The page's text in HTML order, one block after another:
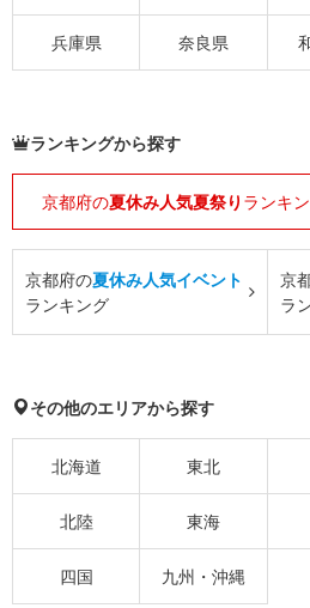
兵庫県 奈良県
ランキングから探す
京都府の夏休み人気夏祭り ランキ
京都府の夏休み人気イベント
ランキング
京
ラ
その他のエリアから探す
北海道 東北
北陸 東海
四国 九州・沖縄